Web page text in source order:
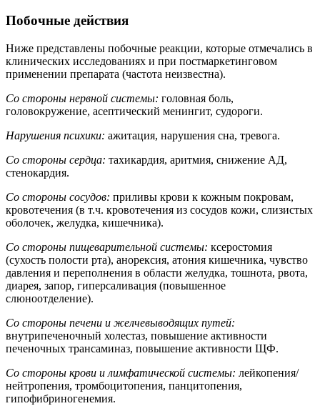
Побочные действия
Ниже представлены побочные реакции, которые отмечались в
клинических исследованиях и при постмаркетинговом
применении препарата (частота неизвестна).
Со стороны нервной системы: головная боль,
головокружение, асептический менингит, судороги.
Нарушения психики: ажитация, нарушения сна, тревога.
Со стороны сердца: тахикардия, аритмия, снижение АД,
стенокардия.
Со стороны сосудов: приливы крови к кожным покровам,
кровотечения (в т.ч. кровотечения из сосудов кожи, слизистых
оболочек, желудка, кишечника).
Со стороны пищеварительной системы: ксеростомия
(сухость полости рта), анорексия, атония кишечника, чувство
давления и переполнения в области желудка, тошнота, рвота,
диарея, запор, гиперсаливация (повышенное
слюноотделение).
Со стороны печени и желчевыводящих путей:
внутрипеченочный холестаз, повышение активности
печеночных трансаминаз, повышение активности ЩФ.
Со стороны крови и лимфатической системы: лейкопения/
нейтропения, тромбоцитопения, панцитопения,
гипофибриногенемия.